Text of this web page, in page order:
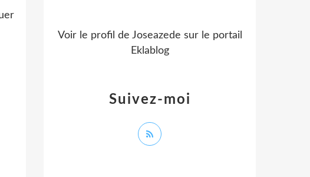
Suivez-moi
Voir le profil de Joseazede sur le portail
Eklablog